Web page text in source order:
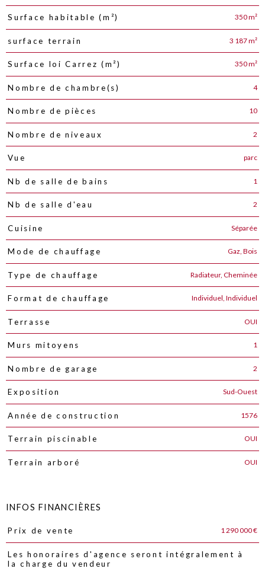
Surface habitable (m²) 350 m²
surface terrain 3 187 m²
Surface loi Carrez (m²) 350 m²
Nombre de chambre(s) 4
Nombre de pièces 10
Nombre de niveaux 2
Vue parc
Nb de salle de bains 1
Nb de salle d'eau 2
Cuisine Séparée
Mode de chauffage Gaz, Bois
Type de chauffage Radiateur, Cheminée
Format de chauffage Individuel, Individuel
Terrasse OUI
Murs mitoyens 1
Nombre de garage 2
Exposition Sud-Ouest
Année de construction 1576
Terrain piscinable OUI
Terrain arboré OUI
INFOS FINANCIÈRES
Caractéristiques Valeurs
Prix de vente 1 290 000 €
Les honoraires d'agence seront intégralement à
la charge du vendeur